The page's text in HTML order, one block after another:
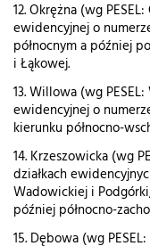
12. Okrężna (wg
ewidencyjnej o
północnym a później
i Łąkowej.
13. Willowa (wg
ewidencyjnej o
kierunku północno-
14. Krzeszowicka (wg
działkach
Wadowickiej i
później północno-
15. Dębowa (wg